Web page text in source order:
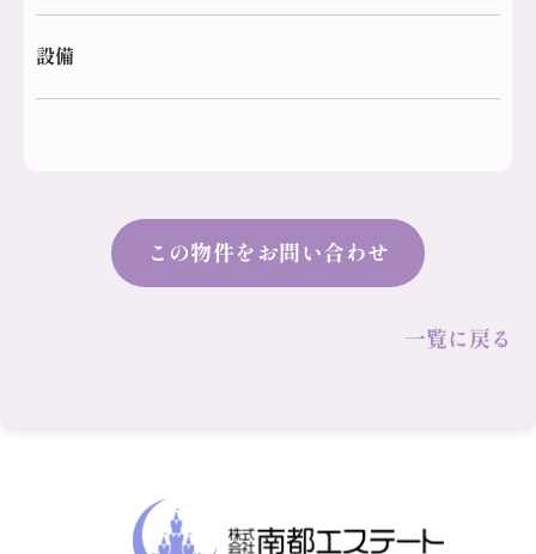
設備
この物件をお問い合わせ
一覧に戻る